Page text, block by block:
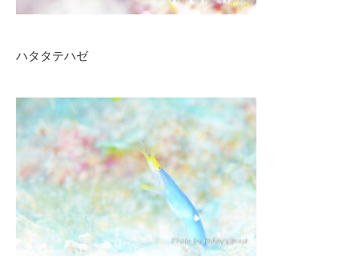
ハタタテハゼ